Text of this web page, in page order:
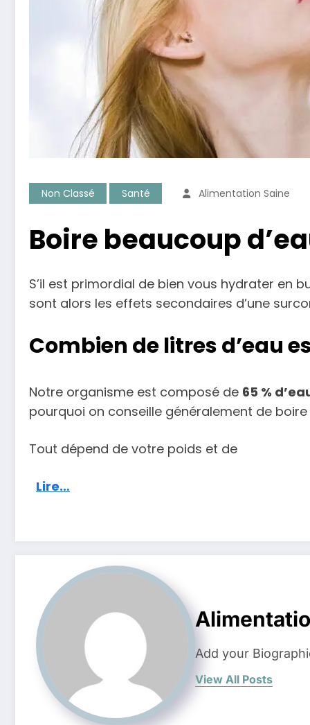
Non Classé Santé Alimentation Saine
Boire beaucoup
S’il est primordial de bien vous hydrater en
sont alors les effets secondaires d’une
Combien de litres d’eau
Notre organisme est composé de 65 %
pourquoi on conseille généralement de boire
Tout dépend de votre poids et de
Lire…
Add your
View All Posts